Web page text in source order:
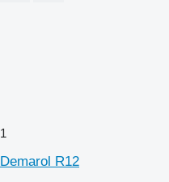
1
Demarol R12